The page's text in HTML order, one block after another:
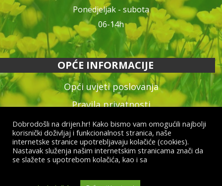
Ponedjeljak - subota
06-14h
OPĆE INFORMACIJE
Opći uvjeti poslovanja
Pravila privatnosti
Reklamacija proizvoda
Način plaćanja & dostava
Raskid ugovora
Dobrodošli na drijen.hr! Kako bismo vam omogućili najbolji
korisnički doživljaj i funkcionalnost stranica, naše
internetske stranice upotrebljavaju kolačiće (cookies).
Nastavak služenja našim internetskim stranicama znači da
se slažete s upotrebom kolačića, kao i sa